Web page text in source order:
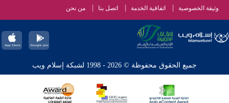
وثيقة الخصوصية اتفاقية الخدمة اتصل بنا من نحن
جميع الحقوق محفوظة © 2026 - 1998 لشبكة إسلام ويب